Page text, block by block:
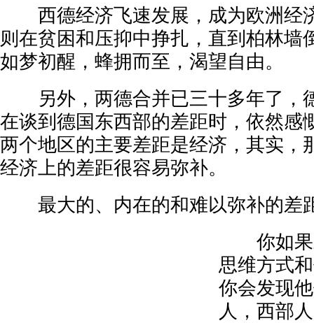
西德经济飞速发展，成为欧洲经
则在贫困和压抑中挣扎，直到柏林墙
如梦初醒，蜂拥而至，渴望自由。
另外，两德合并已三十多年了，
在谈到德国东西部的差距时，依然感
两个地区的主要差距是经济，其实，
经济上的差距很容易弥补。
最大的、内在的和难以弥补的差
你如果
思维方式
你会发现
人，西部